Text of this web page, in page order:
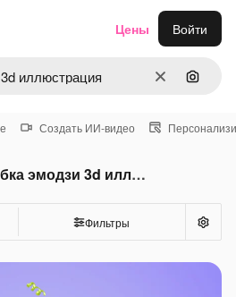
ОчиститьПоиск
Цены Войти
Создать ИИ-видео
PSD По Запросу Улыбка эмодзи 3d иллюстрация
Фильтры